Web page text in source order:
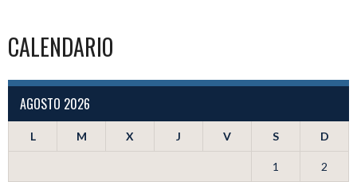
CALENDARIO
AGOSTO 2026
L M X J V S D
1 2